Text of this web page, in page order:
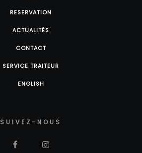
RESERVATION
ACTUALITÉS
CONTACT
SERVICE TRAITEUR
ENGLISH
SUIVEZ-NOUS